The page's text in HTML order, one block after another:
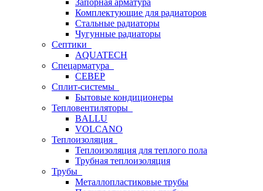
Запорная арматура
Комплектующие для радиаторов
Стальные радиаторы
Чугунные радиаторы
Септики
AQUATECH
Спецарматура
СЕВЕР
Сплит-системы
Бытовые кондиционеры
Тепловентиляторы
BALLU
VOLCANO
Теплоизоляция
Теплоизоляция для теплого пола
Трубная теплоизоляция
Трубы
Металлопластиковые трубы